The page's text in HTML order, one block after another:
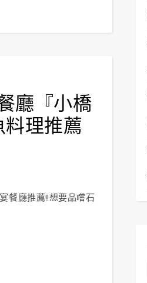
廳『小橋
理推薦
餐廳推薦!!想要品嚐石